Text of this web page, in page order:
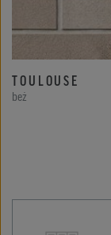
TOULOUSE
beż